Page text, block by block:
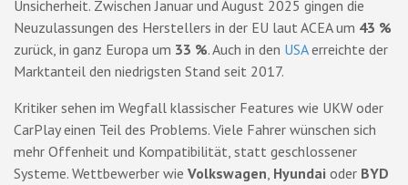
Unsicherheit. Zwischen Januar und August 2025 gingen die
Neuzulassungen des Herstellers in der EU laut ACEA um 43 %
zurück, in ganz Europa um 33 %. Auch in den USAerreichte der
Marktanteil den niedrigsten Stand seit 2017.
Kritiker sehen im Wegfall klassischer Features wie UKW oder
CarPlay einen Teil des Problems. Viele Fahrer wünschen sich
mehr Offenheit und Kompatibilität, statt geschlossener
Systeme. Wettbewerber wie Volkswagen, Hyundai oder BYD